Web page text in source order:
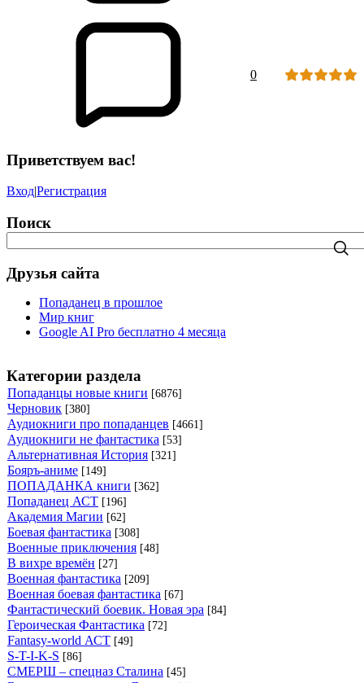
0
Приветствуем вас!
Вход|Регистрация
Поиск
Друзья сайта
Попаданец в прошлое
Мир книг
Google AI Pro бесплатно 4 месяца
Категории раздела
Попаданцы новые книги [6876]
Черновик [380]
Аудиокниги про попаданцев [4661]
Аудиокниги не фантастика [53]
Альтернативная История [321]
Бояръ-аниме [149]
ПОПАДАНКА книги [362]
Попаданец АСТ [196]
Академия Магии [62]
Боевая фантастика [308]
Военные приключения [48]
В вихре времён [27]
Военная фантастика [209]
Военная боевая фантастика [67]
Фантастический боевик. Новая эра [84]
Героическая Фантастика [72]
Fantasy-world АСТ [49]
S-T-I-K-S [86]
СМЕРШ – спецназ Сталина [45]